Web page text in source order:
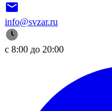
info@svzar.ru
с 8:00 до 20:00